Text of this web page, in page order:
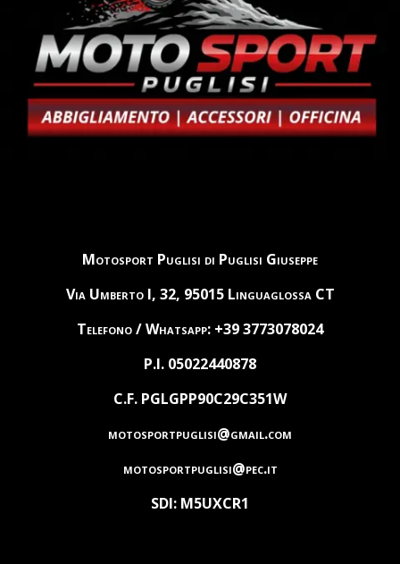
Motosport Puglisi di Puglisi Giuseppe
Via Umberto I, 32, 95015 Linguaglossa CT
Telefono / Whatsapp: +39 3773078024
P.I. 05022440878
C.F. PGLGPP90C29C351W
motosportpuglisi@gmail.com
motosportpuglisi@pec.it
SDI: M5UXCR1